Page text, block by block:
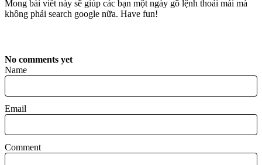
Mong bài viết này sẽ giúp các bạn một ngày gõ lệnh thoải mái mà
không phải search google nữa. Have fun!
No comments yet
Name
Email
Comment